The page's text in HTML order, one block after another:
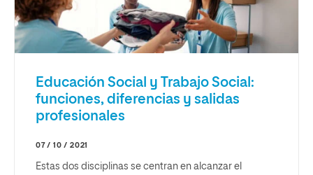
Educación Social y Trabajo Social:
funciones, diferencias y salidas
profesionales
07 / 10 / 2021
Estas dos disciplinas se centran en alcanzar el